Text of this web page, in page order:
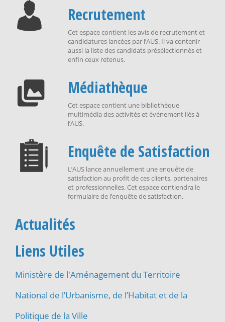
Recrutement
Cet espace contient les avis de recrutement et
candidatures lancées par l’AUS. Il va contenir
aussi la liste des candidats présélectionnés et
enfin ceux retenus.
Médiathèque
Cet espace contient une bibliothèque
multimédia des activités et événement liés à
l’AUS.
Enquête de Satisfaction
L’AUS lance annuellement une enquête de
satisfaction au profit de ces clients, partenaires
et professionnelles. Cet espace contiendra le
formulaire de l’enquête de satisfaction.
Actualités
Liens Utiles
Ministère de l'Aménagement du Territoire
National de l’Urbanisme, de l’Habitat et de la
Politique de la Ville